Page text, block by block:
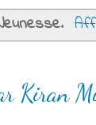
.
Kiran